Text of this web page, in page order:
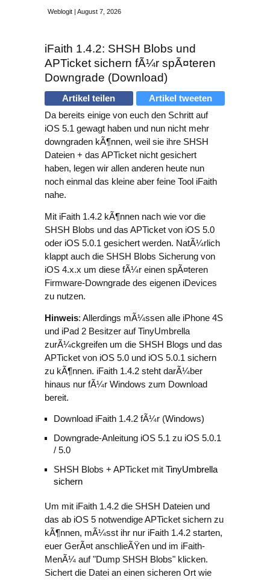
Weblogit | August 7, 2026
iFaith 1.4.2: SHSH Blobs und
APTicket sichern fÃ¼r spÃ¤teren
Downgrade (Download)
Artikel teilen
Artikel tweeten
Da bereits einige von euch den Schritt auf
iOS 5.1 gewagt haben und nun nicht mehr
downgraden kÃ¶nnen, weil sie ihre SHSH
Dateien + das APTicket nicht gesichert
haben, legen wir allen anderen heute nun
noch einmal das kleine aber feine Tool iFaith
nahe.
Mit iFaith 1.4.2 kÃ¶nnen nach wie vor die
SHSH Blobs und das APTicket von iOS 5.0
oder iOS 5.0.1 gesichert werden. NatÃ¼rlich
klappt auch die SHSH Blobs Sicherung von
iOS 4.x.x um diese fÃ¼r einen spÃ¤teren
Firmware-Downgrade des eigenen iDevices
zu nutzen.
Hinweis: Allerdings mÃ¼ssen alle iPhone 4S
und iPad 2 Besitzer auf TinyUmbrella
zurÃ¼ckgreifen um die SHSH Blogs und das
APTicket von iOS 5.0 und iOS 5.0.1 sichern
zu kÃ¶nnen. iFaith 1.4.2 steht darÃ¼ber
hinaus nur fÃ¼r Windows zum Download
bereit.
Download iFaith 1.4.2 fÃ¼r (Windows)
Downgrade-Anleitung iOS 5.1 zu iOS 5.0.1
/ 5.0
SHSH Blobs + APTicket mit TinyUmbrella
sichern
Um mit iFaith 1.4.2 die SHSH Dateien und
das ab iOS 5 notwendige APTicket sichern zu
kÃ¶nnen, mÃ¼sst ihr nur iFaith 1.4.2 starten,
euer GerÃ¤t anschlieÃŸen und im iFaith-
MenÃ¼ auf "Dump SHSH Blobs" klicken.
Sichert die Datei an einen sicheren Ort wie